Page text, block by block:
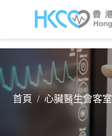
首頁 / 心臟醫生會客